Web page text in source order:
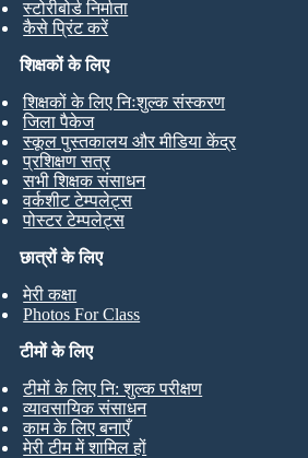
स्टोरीबोर्ड निर्माता
कैसे प्रिंट करें
छात्रों के लिए
मेरी कक्षा
Photos For Class
शिक्षकों के लिए
शिक्षकों के लिए निःशुल्क संस्करण
जिला पैकेज
स्कूल पुस्तकालय और मीडिया केंद्र
प्रशिक्षण सत्र
सभी शिक्षक संसाधन
वर्कशीट टेम्पलेट्स
पोस्टर टेम्पलेट्स
टीमों के लिए
टीमों के लिए नि: शुल्क परीक्षण
व्यावसायिक संसाधन
काम के लिए बनाएँ
मेरी टीम में शामिल हों